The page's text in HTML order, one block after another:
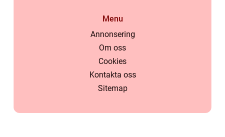
Menu
Annonsering
Om oss
Cookies
Kontakta oss
Sitemap